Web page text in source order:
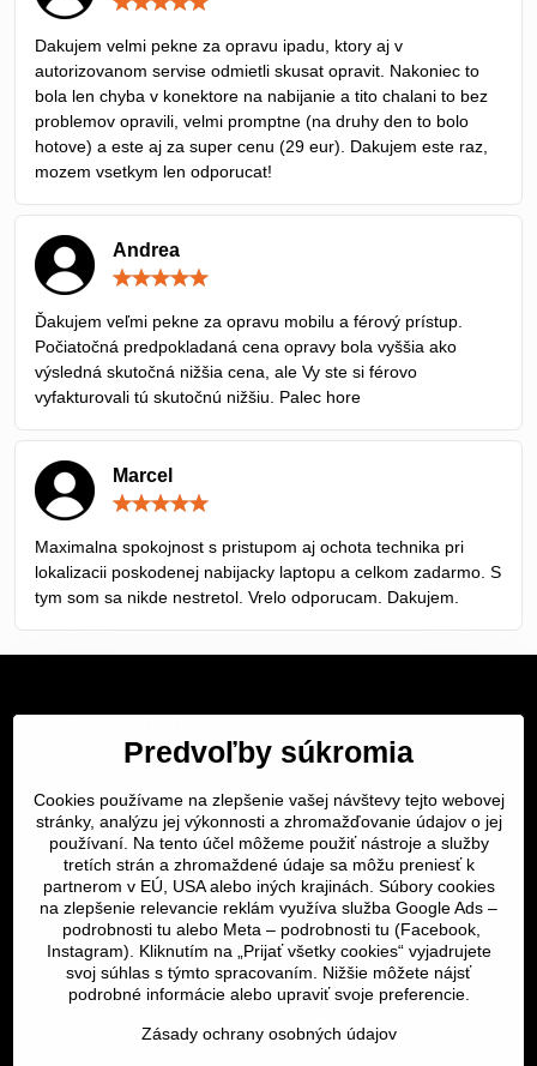
5
Dakujem velmi pekne za opravu ipadu, ktory aj v
autorizovanom servise odmietli skusat opravit. Nakoniec to
bola len chyba v konektore na nabijanie a tito chalani to bez
problemov opravili, velmi promptne (na druhy den to bolo
hotove) a este aj za super cenu (29 eur). Dakujem este raz,
mozem vsetkym len odporucat!
Andrea
5
Ďakujem veľmi pekne za opravu mobilu a férový prístup.
Počiatočná predpokladaná cena opravy bola vyššia ako
výsledná skutočná nižšia cena, ale Vy ste si férovo
vyfakturovali tú skutočnú nižšiu. Palec hore
Marcel
5
Maximalna spokojnost s pristupom aj ochota technika pri
lokalizacii poskodenej nabijacky laptopu a celkom zadarmo. S
tym som sa nikde nestretol. Vrelo odporucam. Dakujem.
Servis Bratislava
Servis Košice
Dôležité odkazy
SERVIS KURIÉROM
Servis a oprava | slovit.sk
Predvoľby súkromia
Cookies používame na zlepšenie vašej návštevy tejto webovej
stránky, analýzu jej výkonnosti a zhromažďovanie údajov o jej
používaní. Na tento účel môžeme použiť nástroje a služby
tretích strán a zhromaždené údaje sa môžu preniesť k
partnerom v EÚ, USA alebo iných krajinách. Súbory cookies
na zlepšenie relevancie reklám využíva služba Google Ads –
podrobnosti tu alebo Meta – podrobnosti tu (Facebook,
Instagram). Kliknutím na „Prijať všetky cookies“ vyjadrujete
svoj súhlas s týmto spracovaním. Nižšie môžete nájsť
podrobné informácie alebo upraviť svoje preferencie.
Zásady ochrany osobných údajov